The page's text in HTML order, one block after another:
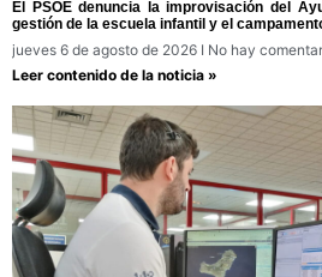
El PSOE denuncia la improvisación del
gestión de la escuela infantil y el
jueves 6 de agosto de 2026
No hay
Leer contenido de la noticia »